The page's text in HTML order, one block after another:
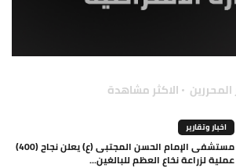
المحررين الاكثر مشاهدة
اخبار وتقارير
مستشفى الإمام الحسن المجتبى (ع) يعلن نجاح (400)
عملية لزراعة نخاع العظم للبالغين...